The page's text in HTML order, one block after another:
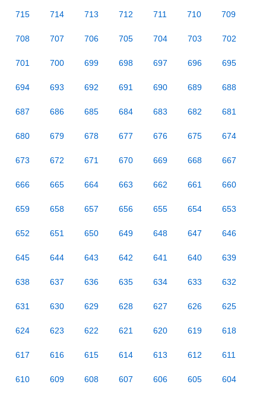
715 714 713 712 711 710 709
708 707 706 705 704 703 702
701 700 699 698 697 696 695
694 693 692 691 690 689 688
687 686 685 684 683 682 681
680 679 678 677 676 675 674
673 672 671 670 669 668 667
666 665 664 663 662 661 660
659 658 657 656 655 654 653
652 651 650 649 648 647 646
645 644 643 642 641 640 639
638 637 636 635 634 633 632
631 630 629 628 627 626 625
624 623 622 621 620 619 618
617 616 615 614 613 612 611
610 609 608 607 606 605 604